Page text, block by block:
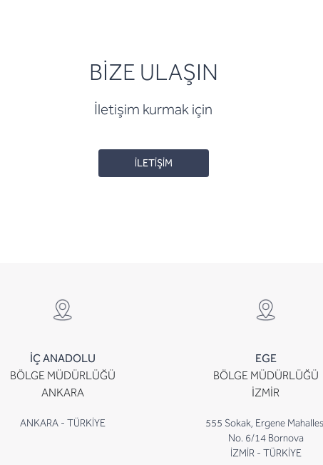
BİZE ULAŞIN
İletişim kurmak için
İLETİŞİM
İÇ ANADOLU
BÖLGE MÜDÜRLÜĞÜ
ANKARA
ANKARA - TÜRKİYE
EGE
BÖLGE MÜDÜRLÜĞÜ
İZMİR
555 Sokak, Ergene
No. 6/14 Bornova
İZMİR - TÜRKİYE